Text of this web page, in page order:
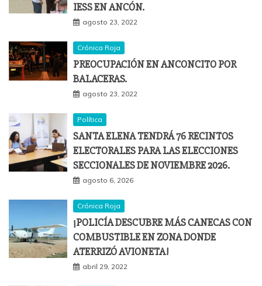
IESS EN ANCÓN.
agosto 23, 2022
Crónica Roja
PREOCUPACIÓN EN ANCONCITO POR
BALACERAS.
agosto 23, 2022
Política
SANTA ELENA TENDRÁ 76 RECINTOS
ELECTORALES PARA LAS ELECCIONES
SECCIONALES DE NOVIEMBRE 2026.
agosto 6, 2026
Crónica Roja
¡POLICÍA DESCUBRE MÁS CANECAS CON
COMBUSTIBLE EN ZONA DONDE
ATERRIZÓ AVIONETA!
abril 29, 2022